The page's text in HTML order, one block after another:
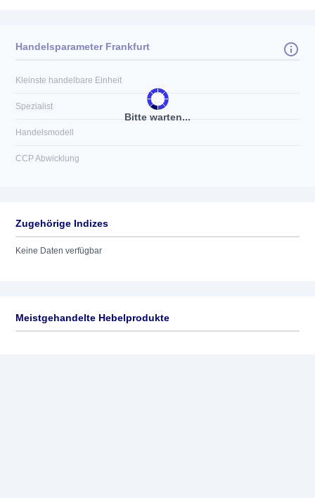
Bitte warten...
Handelsparameter Frankfurt
Kleinste handelbare Einheit
Spezialist
Handelsmodell
CCP Abwicklung
Zugehörige Indizes
Keine Daten verfügbar
Meistgehandelte Hebelprodukte